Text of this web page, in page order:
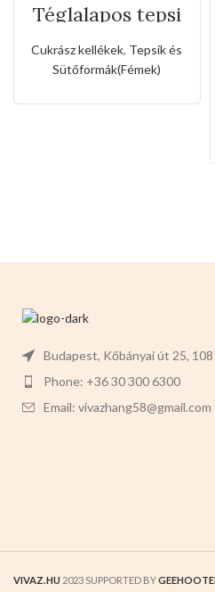
Téglalapos tepsi
szilikon fogóval
Cukrász kellékek, Tepsik és
Sütőformák(Fémek)
Budapest, Kőbányai út 25,
Phone: +36 30 300 6300
Email: vivazhang58@gmail.com
VIVAZ.HU 2023 SUPPORTED BY